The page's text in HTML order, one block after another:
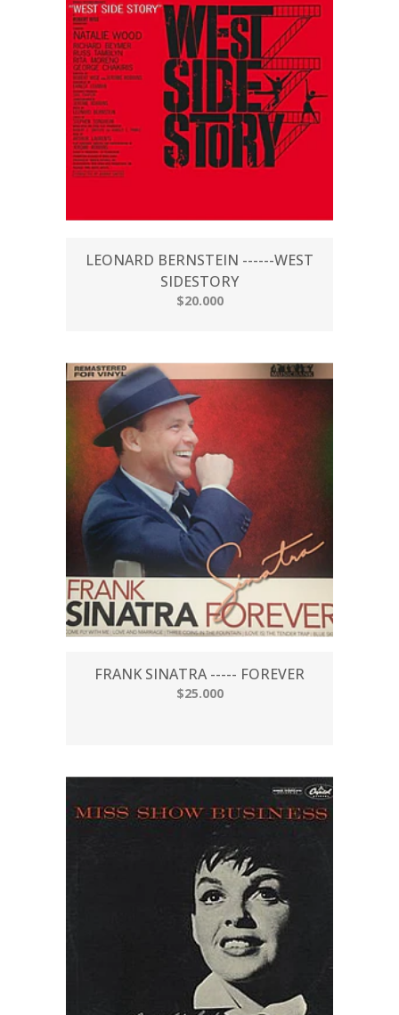
LEONARD BERNSTEIN ------WEST
SIDESTORY
$20.000
FRANK SINATRA ----- FOREVER
$25.000